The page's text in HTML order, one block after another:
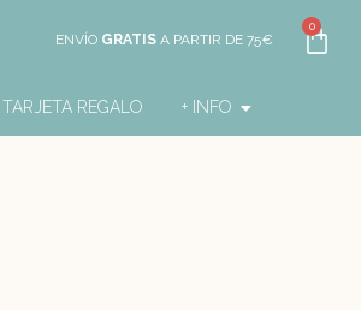
0
ENVÍO GRATIS A PARTIR DE 75€
TARJETA REGALO + INFO